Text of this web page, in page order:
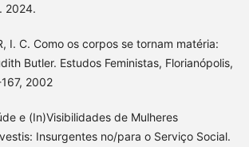
2024.
I. C. Como os corpos se tornam matéria:
Butler. Estudos Feministas, Florianópolis,
2002
e (In)Visibilidades de Mulheres
Insurgentes no/para o Serviço Social.